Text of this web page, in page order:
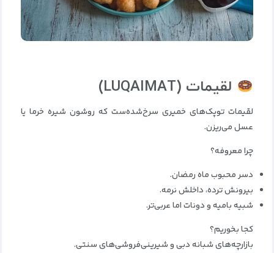
لقیمات (LUQAIMAT)
لقیمات توپک‌های خمیری سرخ‌شده‌ست که روشون شیره خرما یا
عسل می‌ریزن.
چرا معروفه؟
دسر محبوب ماه رمضان.
بیرونش ترده، داخلش نرمه.
شبیه بامیه و دونات اما عربی‌تر.
کجا بخوریم؟
بازارچه‌های شبانه دبی و شیرینی‌فروشی‌های سنتی.